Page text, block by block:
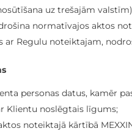
uz trešajām
normatīvajos aktos
ar Regulu noteiktajam,
personas datus, kamēr
Klientu noslēgtais līgums;
noteiktajā kārtībā